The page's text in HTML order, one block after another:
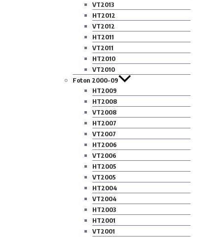
VT2013
HT2012
VT2012
HT2011
VT2011
HT2010
VT2010
Foton 2000-09
HT2009
HT2008
VT2008
HT2007
VT2007
HT2006
VT2006
HT2005
VT2005
HT2004
VT2004
HT2003
HT2001
VT2001